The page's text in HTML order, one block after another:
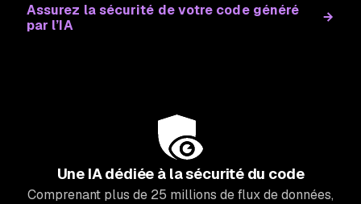
Assurez la sécurité de votre code généré
par l’IA
Une IA dédiée à la sécurité du code
Comprenant plus de 25 millions de flux de données,